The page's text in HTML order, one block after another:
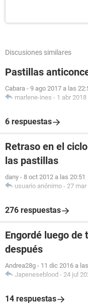
Discusiones similares
Pastillas
Cabara - 9 ago 2017 a las
marlene-ines - 1 abr
6 respuestas
Retraso en el
las pastillas
dany - 8 oct 2012 a las 20:51
usuario anónimo - 27 mar
276 respuestas
Engordé luego
después
Andrea28g - 11 dic 2016 a
Japeneseblood - 24 jul
14 respuestas